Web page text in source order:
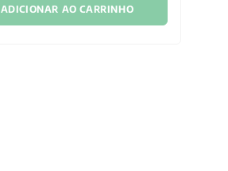
ADICIONAR AO CARRINHO